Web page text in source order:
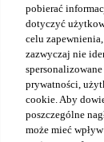
Wymiana
pobierać
dotyczyć
celu
zazwyczaj nie
prywatności,
cookie. Aby
poszczególne
może mieć